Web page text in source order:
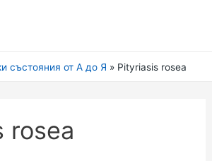
състояния от А до Я Pityriasis rosea
rosea